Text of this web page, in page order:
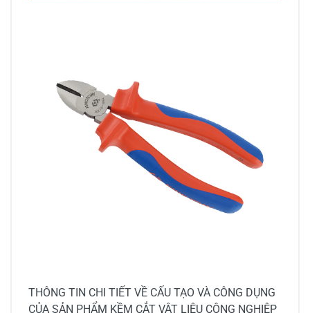
THÔNG TIN CHI TIẾT VỀ CẤU TẠO VÀ CÔNG DỤNG
CỦA SẢN PHẨM KỀM CẮT VẬT LIỆU CÔNG NGHIỆP